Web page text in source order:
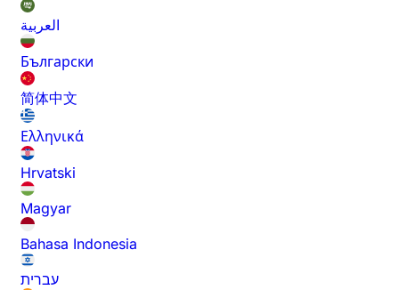
العربية
Български
简体中文
Ελληνικά
Hrvatski
Magyar
Bahasa Indonesia
עברית